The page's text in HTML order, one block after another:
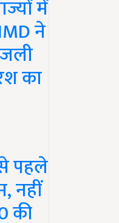
में
ने
का
पहले
नहीं
की